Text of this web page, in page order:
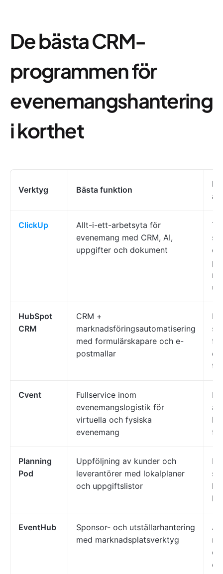
De bästa CRM-
programmen för
evenemangshantering
i korthet
Verktyg Bästa funktion
ClickUp
Allt-i-ett-arbetsyta för
evenemang med CRM, AI,
uppgifter och dokument
HubSpot
CRM
CRM +
marknadsföringsautomatisering
med formulärskapare och e-
postmallar
till
Cvent
Fullservice inom
evenemangslogistik för
virtuella och fysiska
evenemang
Planning
Pod
Uppföljning av kunder och
leverantörer med lokalplaner
och uppgiftslistor
EventHub
Sponsor- och utställarhantering
med marknadsplatsverktyg